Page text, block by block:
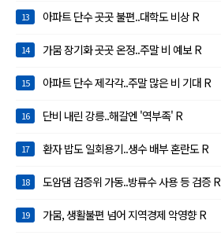
13 아파트 단수 곳곳 불편..대학도 비상 R
14 가뭄 장기화 곳곳 온정..주말 비 예보 R
15 아파트 단수 제각각..주말 많은 비 기대 R
16 단비 내린 강릉..해갈엔 '역부족' R
17 환자 밥도 일회용기..생수 배부 혼란도 R
18 도암댐 검증위 가동..방류수 사용 등 검증 R
19 가뭄, 생활불편 넘어 지역경제 악영향 R